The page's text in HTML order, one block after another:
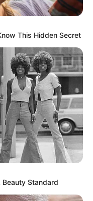
This Hidden Secret
Beauty Standard